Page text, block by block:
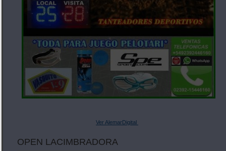
Ver AlemarDigital
OPEN LACIMBRADORA